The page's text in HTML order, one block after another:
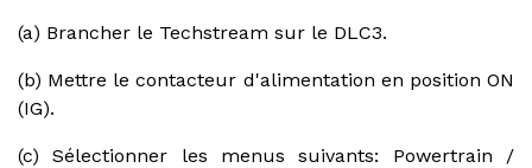
(a) Brancher le Techstream sur le DLC3.
(b) Mettre le contacteur d'alimentation en position ON
(IG).
(c) Sélectionner les menus suivants: Powertrain /